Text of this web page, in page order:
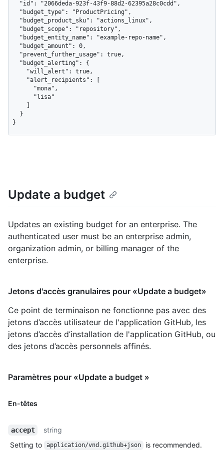
}
Update a budget
Updates an existing budget for an enterprise. The
authenticated user must be an enterprise admin,
organization admin, or billing manager of the
enterprise.
Jetons d'accès granulaires pour «Update a budget»
Ce point de terminaison ne fonctionne pas avec des
jetons d’accès utilisateur de l'application GitHub, les
jetons d’accès d’installation de l'application GitHub, ou
des jetons d’accès personnels affinés.
Paramètres pour «Update a budget »
En-têtes
accept
string
Setting to
application/vnd.github+json is recommended.